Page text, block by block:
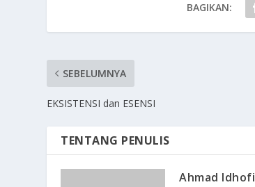
BAGIKAN:
SEBELUMNYA
EKSISTENSI dan ESENSI
TENTANG PENULIS
Ahmad Idhofi